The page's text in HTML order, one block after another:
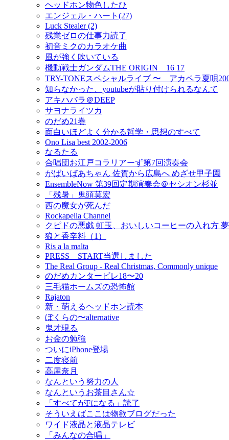
ヘッドホン物色したひ
エンジェル・ハート(27)
Luck Stealer (2)
残業ゼロの仕事力読了
初音ミクのカラオケ曲
風が強く吹いている
機動戦士ガンダムTHE ORIGIN 16 17
TRY-TONEスペシャルライブ 〜 アカペラ夏唄
知らなかった、youtubeが貼り付けられるなんて
アキハバラ＠DEEP
サヨナライツカ
のだめ21巻
面白いほどよく分かる哲学・思想のすべて
Ono Lisa best 2002-2006
なるたる
合唱団お江戸コラリアーず第7回演奏会
がばいばあちゃん 佐賀から広島へ めざせ甲子園
EnsembleNow 第39回定期演奏会＠セシオン杉並
「残暑」鬼頭莫宏
西の魔女が死んだ
Rockapella Channel
クピドの悪戯 虹玉、おいしいコーヒーの入れ方
狼と香辛料（1）
Ris a la malta
PRESS START当選しました
The Real Group - Real Christmas, Commonly unique
のだめカンタービレ18〜20
三毛猫ホームズの恐怖館
Rajaton
新・萌えるヘッドホン読本
ぼくらの〜alternative
鬼才現る
お金の勉強
ついにiPhone登場
二度寝前
高屋奈月
なんという努力の人
なんというお茶目さん☆
「すべてがFになる」読了
そういえばここは物欲ブログだった
ワイド液晶と液晶テレビ
「みんなの合唱」